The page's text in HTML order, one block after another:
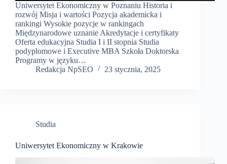
Uniwersytet Ekonomiczny w Poznaniu Historia i
rozwój Misja i wartości Pozycja akademicka i
rankingi Wysokie pozycje w rankingach
Międzynarodowe uznanie Akredytacje i certyfikaty
Oferta edukacyjna Studia I i II stopnia Studia
podyplomowe i Executive MBA Szkoła Doktorska
Programy w języku…
Redakcja NpSEO
23 stycznia, 2025
Studia
Uniwersytet Ekonomiczny w Krakowie